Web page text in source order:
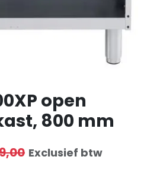
open
800 mm
Exclusief btw